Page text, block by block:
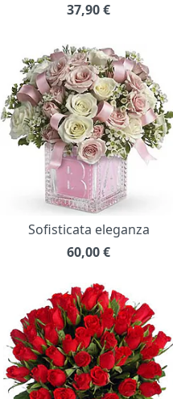
37,90€
Sofisticata eleganza
60,00€